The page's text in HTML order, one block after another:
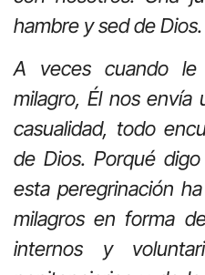
hambre y sed de Dios.
A veces cuando
milagro, Él nos envía
casualidad, todo
de Dios. Porqué
esta peregrinación
milagros en forma
internos y